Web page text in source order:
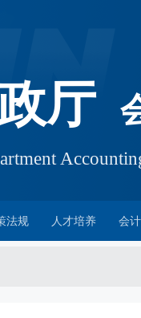
厅
法规 人才培养 会